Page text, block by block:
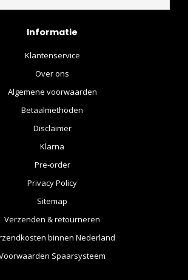
Informatie
Klantenservice
Over ons
Algemene voorwaarden
Betaalmethoden
Disclaimer
Klarna
Pre-order
Privacy Policy
Sitemap
Verzenden & retourneren
binnen Nederland
Spaarsysteem